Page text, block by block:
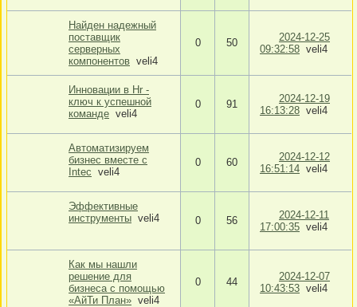
Найден надежный
поставщик
серверных
компонентов veli4
0 50
2024-12-25
09:32:58 veli4
Инновации в Hr -
ключ к успешной
команде veli4
0 91
2024-12-19
16:13:28 veli4
Автоматизируем
бизнес вместе с
Intec veli4
0 60
2024-12-12
16:51:14 veli4
Эффективные
инструменты veli4 0 56
2024-12-11
17:00:35 veli4
Как мы нашли
решение для
бизнеса с помощью
«АйТи План» veli4
0 44
2024-12-07
10:43:53 veli4